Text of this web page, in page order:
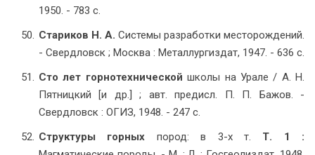
1950. - 783 с.
Стариков Н. А. Системы разработки месторождений.
- Свердловск ; Москва : Металлургиздат, 1947. - 636 с.
Сто лет горнотехнической школы на Урале / А. Н.
Пятницкий [и др.] ; авт. предисл. П. П. Бажов. -
Свердловск : ОГИЗ, 1948. - 247 с.
Структуры горных пород: в 3-х т. Т. 1 :